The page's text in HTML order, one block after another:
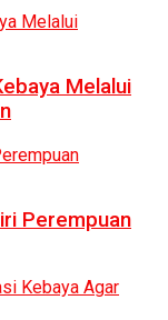
Melalui
Perempuan